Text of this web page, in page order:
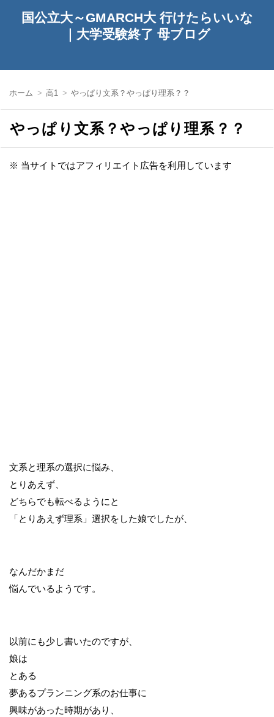
国公立大～GMARCH大 行けたらいいな
｜大学受験終了 母ブログ
ホーム 高1 やっぱり文系？やっぱり理系？？
やっぱり文系？やっぱり理系？？
※ 当サイトではアフィリエイト広告を利用しています
文系と理系の選択に悩み、
とりあえず、
どちらでも転べるようにと
「とりあえず理系」選択をした娘でしたが、
なんだかまだ
悩んでいるようです。
以前にも少し書いたのですが、
娘は
とある
夢あるプランニング系のお仕事に
興味があった時期があり、